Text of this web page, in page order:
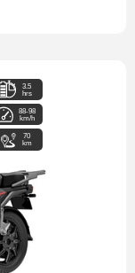
3.5
hrs
88-98
km/h
70
km